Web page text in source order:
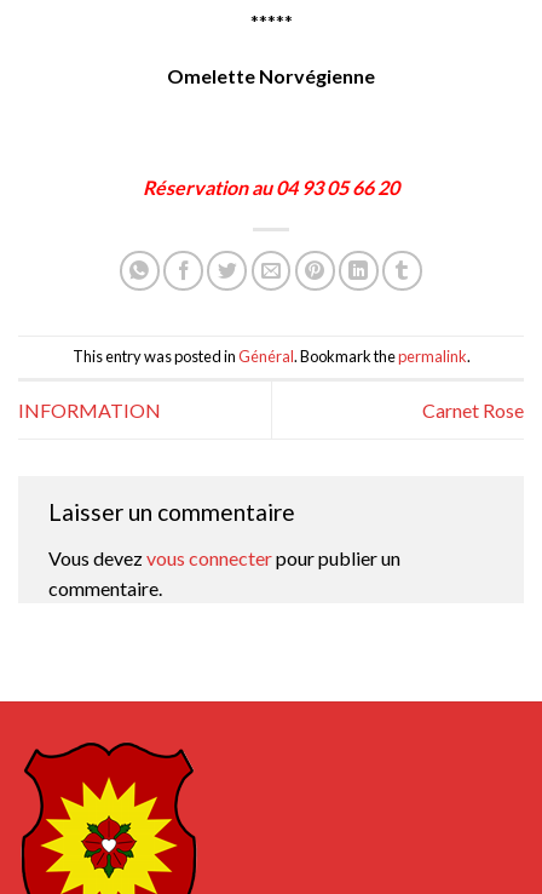
*****
Omelette Norvégienne
Réservation au 04 93 05 66 20
This entry was posted inGénéral. Bookmark thepermalink.
INFORMATION Carnet Rose
Laisser un commentaire
Vous devezvous connecterpour publier un
commentaire.